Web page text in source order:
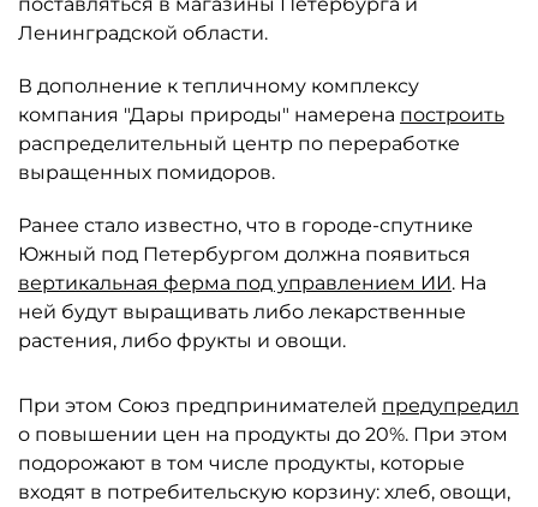
Ленинградской области.
В дополнение к тепличному комплексу
компания "Дары природы" намерена построить
распределительный центр по переработке
выращенных помидоров.
Ранее стало известно, что в городе-спутнике
Южный под Петербургом должна появиться
вертикальная ферма под управлением ИИ. На
ней будут выращивать либо лекарственные
растения, либо фрукты и овощи.
При этом Союз предпринимателей предупредил
о повышении цен на продукты до 20%. При этом
подорожают в том числе продукты, которые
входят в потребительскую корзину: хлеб, овощи,